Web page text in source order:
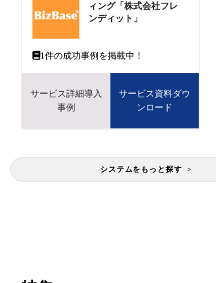
ィング「株式会社フレ
ンディット」
1 件の成功事例を掲載中！
サービス詳細導入
事例
サービス資料ダウ
ンロード
システムをもっと探す >